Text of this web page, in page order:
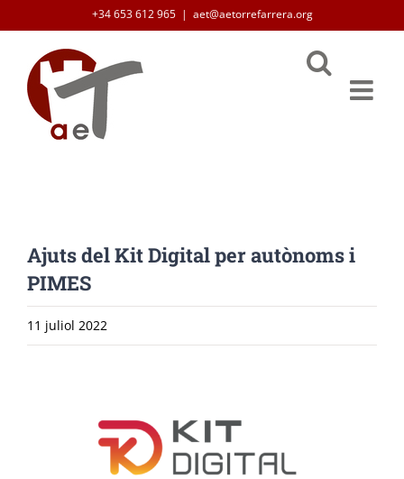
content
+34 653 612 965 | aet@aetorrefarrera.org
Ajuts del Kit Digital per autònoms i
PIMES
11 juliol 2022